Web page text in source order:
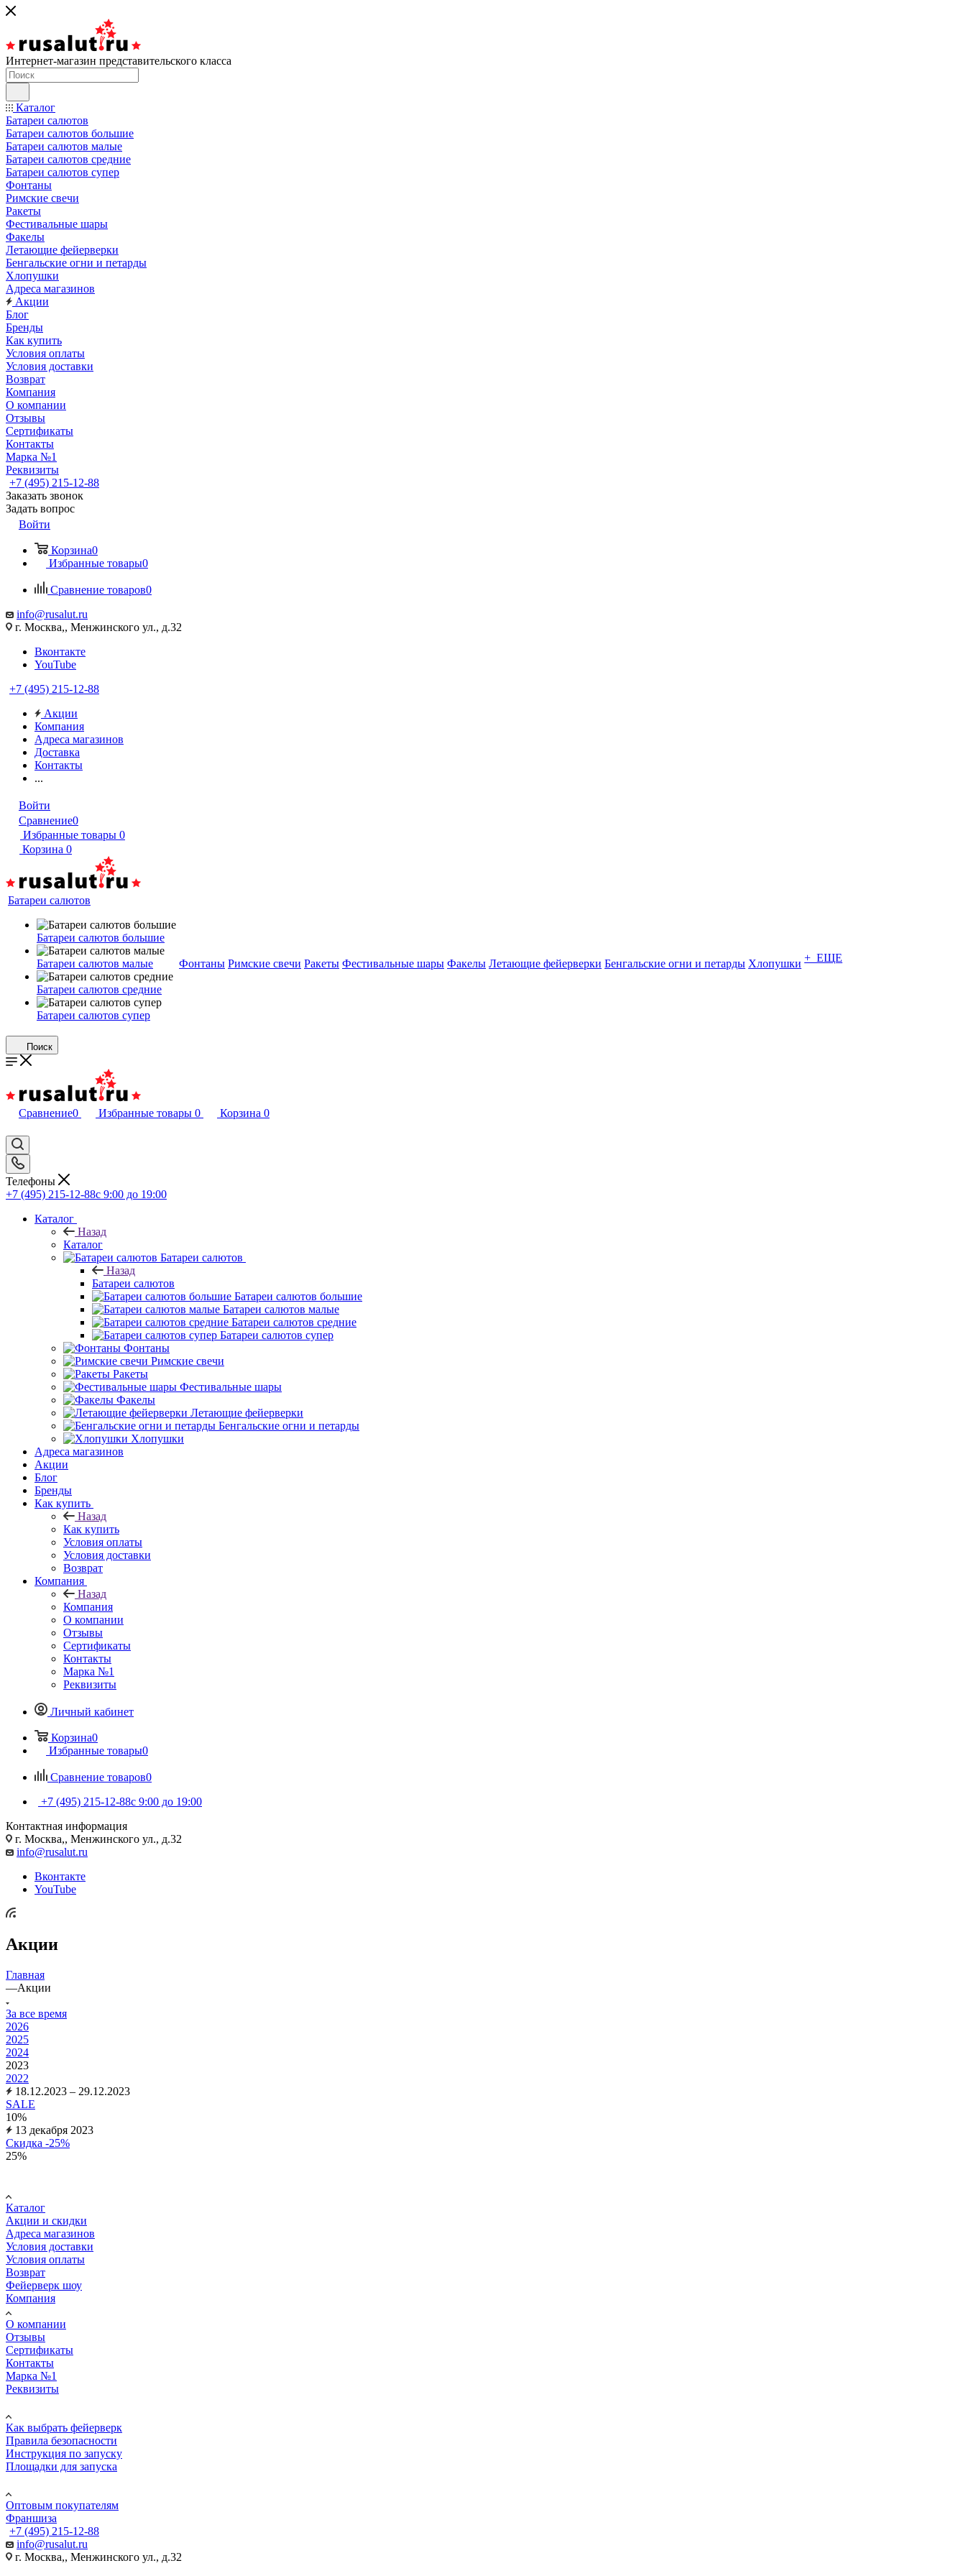
Интернет-магазин представительского класса
Каталог
Батареи салютов
Батареи салютов большие
Батареи салютов малые
Батареи салютов средние
Батареи салютов супер
Фонтаны
Римские свечи
Ракеты
Фестивальные шары
Факелы
Летающие фейерверки
Бенгальские огни и петарды
Хлопушки
Адреса магазинов
Акции
Блог
Бренды
Как купить
Условия оплаты
Условия доставки
Возврат
Компания
О компании
Отзывы
Сертификаты
Контакты
Марка №1
Реквизиты
+7 (495) 215-12-88
Заказать звонок
Задать вопрос
Войти
Корзина0
Избранные товары0
Сравнение товаров0
info@rusalut.ru
г. Москва,, Менжинского ул., д.32
Вконтакте
YouTube
+7 (495) 215-12-88
Акции
Компания
Адреса магазинов
Доставка
Контакты
...
Войти
Сравнение0
Избранные товары 0
Корзина 0
Батареи салютов
Батареи салютов большие
Батареи салютов малые
Батареи салютов средние
Батареи салютов супер
Фонтаны Римские свечи Ракеты Фестивальные шары Факелы Летающие фейерверки Бенгальские огни и петарды Хлопушки + ЕЩЕ
Поиск
Сравнение0 Избранные товары 0 Корзина 0
Телефоны
+7 (495) 215-12-88c 9:00 до 19:00
Каталог
Назад
Каталог
Батареи салютов
Назад
Батареи салютов
Батареи салютов большие
Батареи салютов малые
Батареи салютов средние
Батареи салютов супер
Фонтаны
Римские свечи
Ракеты
Фестивальные шары
Факелы
Летающие фейерверки
Бенгальские огни и петарды
Хлопушки
Адреса магазинов
Акции
Блог
Бренды
Как купить
Назад
Как купить
Условия оплаты
Условия доставки
Возврат
Компания
Назад
Компания
О компании
Отзывы
Сертификаты
Контакты
Марка №1
Реквизиты
Личный кабинет
Корзина0
Избранные товары0
Сравнение товаров0
+7 (495) 215-12-88c 9:00 до 19:00
Контактная информация
г. Москва,, Менжинского ул., д.32
info@rusalut.ru
Вконтакте
YouTube
Акции
Главная
—Акции
За все время
2026
2025
2024
2023
2022
18.12.2023 – 29.12.2023
SALE
10%
13 декабря 2023
Скидка -25%
25%
Каталог
Акции и скидки
Адреса магазинов
Условия доставки
Условия оплаты
Возврат
Фейерверк шоу
Компания
О компании
Отзывы
Сертификаты
Контакты
Марка №1
Реквизиты
Как выбрать фейерверк
Правила безопасности
Инструкция по запуску
Площадки для запуска
Оптовым покупателям
Франшиза
+7 (495) 215-12-88
info@rusalut.ru
г. Москва,, Менжинского ул., д.32